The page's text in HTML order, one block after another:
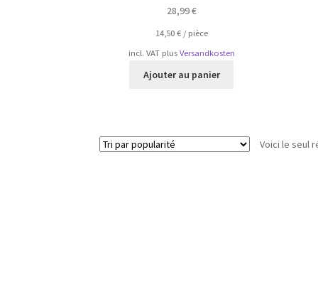
28,99€
14,50 €/ pièce
incl. VAT plus Versandkosten
Ajouter au panier
Voici le seul